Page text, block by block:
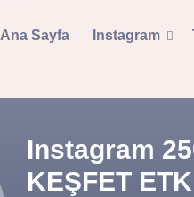
Ana Sayfa Instagram
Instagram
KEŞFET